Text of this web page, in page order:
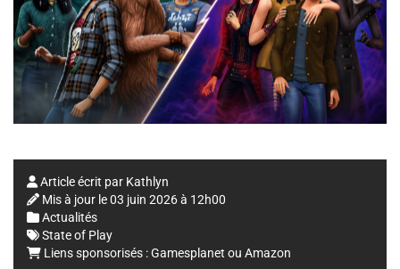
Article écrit par Kathlyn
Mis à jour le03 juin 2026 à 12h00
Actualités
State of Play
Liens sponsorisés :Gamesplanet ou Amazon